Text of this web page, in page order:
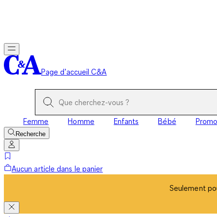
Page d’accueil C&A
Femme Homme Enfants Bébé Promo
Recherche
Aucun article dans le panier
Seulement